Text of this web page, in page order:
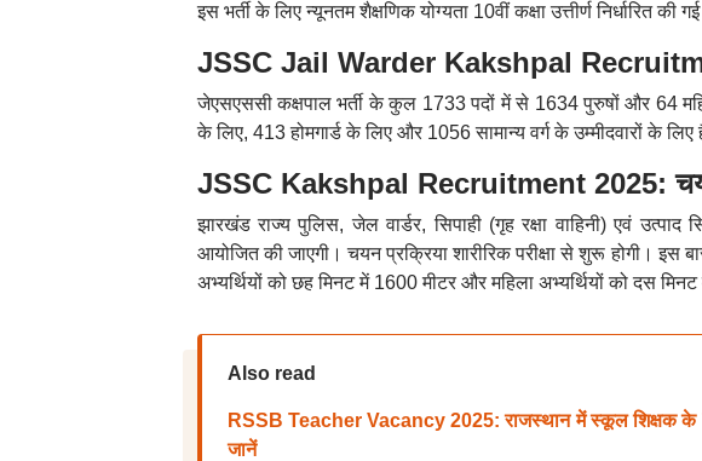
इस भर्ती के लिए न्यूनतम शैक्षणिक योग्यता 10वीं कक्षा उत्तीर्ण निर्धारित की
JSSC Jail Warder Kakshpal
जेएसएससी कक्षपाल भर्ती के कुल 1733 पदों में से 1634 पुरुषों और 64
के लिए, 413 होमगार्ड के लिए और 1056 सामान्य वर्ग के उम्मीदवारों के लिए
JSSC Kakshpal Recruitment 2025:
झारखंड राज्य पुलिस, जेल वार्डर, सिपाही (गृह रक्षा वाहिनी) एवं उत्पाद
आयोजित की जाएगी। चयन प्रक्रिया शारीरिक परीक्षा से शुरू होगी।
अभ्यर्थियों को छह मिनट में 1600 मीटर और महिला अभ्यर्थियों को दस
Also read
RSSB Teacher Vacancy 2025: राजस्थान में स्कूल शिक्षक के
जानें